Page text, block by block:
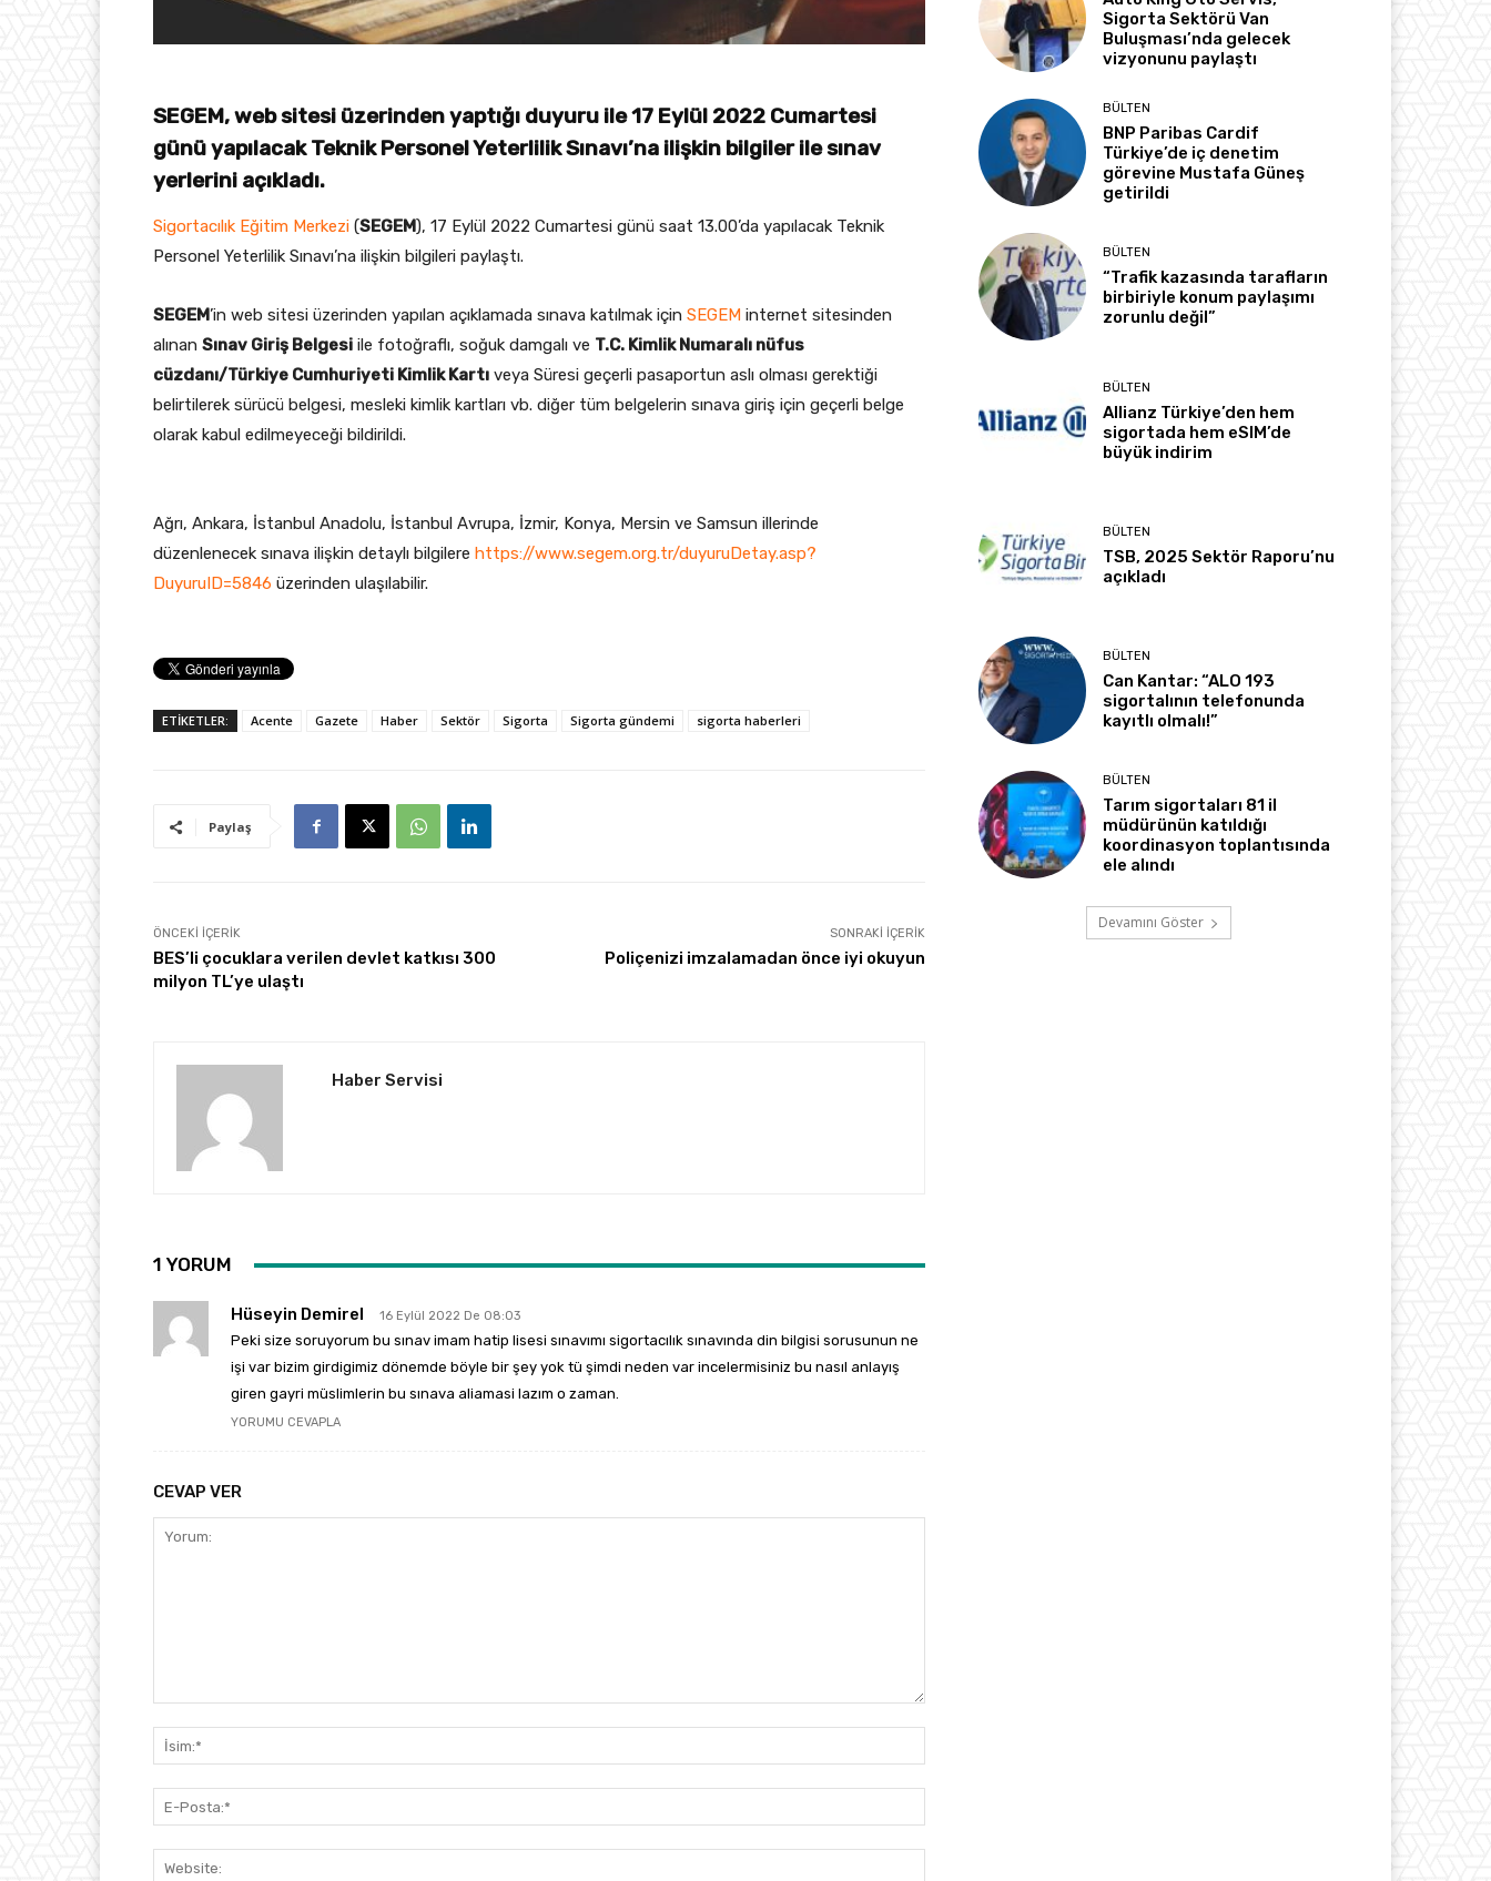
SEGEM, web sitesi üzerinden yaptığı duyuru ile 17 Eylül 2022 Cumartesi
günü yapılacak Teknik Personel Yeterlilik Sınavı’na ilişkin bilgiler ile sınav
yerlerini açıkladı.
Sigortacılık Eğitim Merkezi (SEGEM), 17 Eylül 2022 Cumartesi günü saat 13.00’da yapılacak Teknik
Personel Yeterlilik Sınavı’na ilişkin bilgileri paylaştı.
SEGEM’in web sitesi üzerinden yapılan açıklamada sınava katılmak için SEGEM internet sitesinden
alınan Sınav Giriş Belgesi ile fotoğraflı, soğuk damgalı ve T.C. Kimlik Numaralı nüfus
cüzdanı/Türkiye Cumhuriyeti Kimlik Kartı veya Süresi geçerli pasaportun aslı olması gerektiği
belirtilerek sürücü belgesi, mesleki kimlik kartları vb. diğer tüm belgelerin sınava giriş için geçerli belge
olarak kabul edilmeyeceği bildirildi.
Ağrı, Ankara, İstanbul Anadolu, İstanbul Avrupa, İzmir, Konya, Mersin ve Samsun illerinde
düzenlenecek sınava ilişkin detaylı bilgilere https://www.segem.org.tr/duyuruDetay.asp?
DuyuruID=5846 üzerinden ulaşılabilir.
ETİKETLER: Acente Gazete Haber Sektör Sigorta Sigorta gündemi sigorta haberleri
Paylaş
ÖNCEKI İÇERIK
BES’li çocuklara verilen devlet katkısı 300
milyon TL’ye ulaştı
SONRAKI İÇERIK
Poliçenizi imzalamadan önce iyi okuyun
Haber Servisi
1 YORUM
Hüseyin Demirel 16 Eylül 2022 De 08:03
Peki size soruyorum bu sınav imam hatip lisesi sınavımı sigortacılık sınavında din bilgisi sorusunun ne
işi var bizim girdigimiz dönemde böyle bir şey yok tü şimdi neden var incelermisiniz bu nasıl anlayış
giren gayri müslimlerin bu sınava aliamasi lazım o zaman.
YORUMU CEVAPLA
CEVAP VER
Posta:*
Sigorta Sektörü Van
Buluşması’nda gelecek
vizyonunu paylaştı
BÜLTEN
BNP Paribas Cardif
Türkiye’de iç denetim
görevine Mustafa Güneş
getirildi
BÜLTEN
“Trafik kazasında tarafların
birbiriyle konum paylaşımı
zorunlu değil”
BÜLTEN
Allianz Türkiye’den hem
sigortada hem eSIM’de
büyük indirim
BÜLTEN
TSB, 2025 Sektör Raporu’nu
açıkladı
BÜLTEN
Can Kantar: “ALO 193
sigortalının telefonunda
kayıtlı olmalı!”
BÜLTEN
Tarım sigortaları 81 il
müdürünün katıldığı
koordinasyon toplantısında
ele alındı
Devamını Göster